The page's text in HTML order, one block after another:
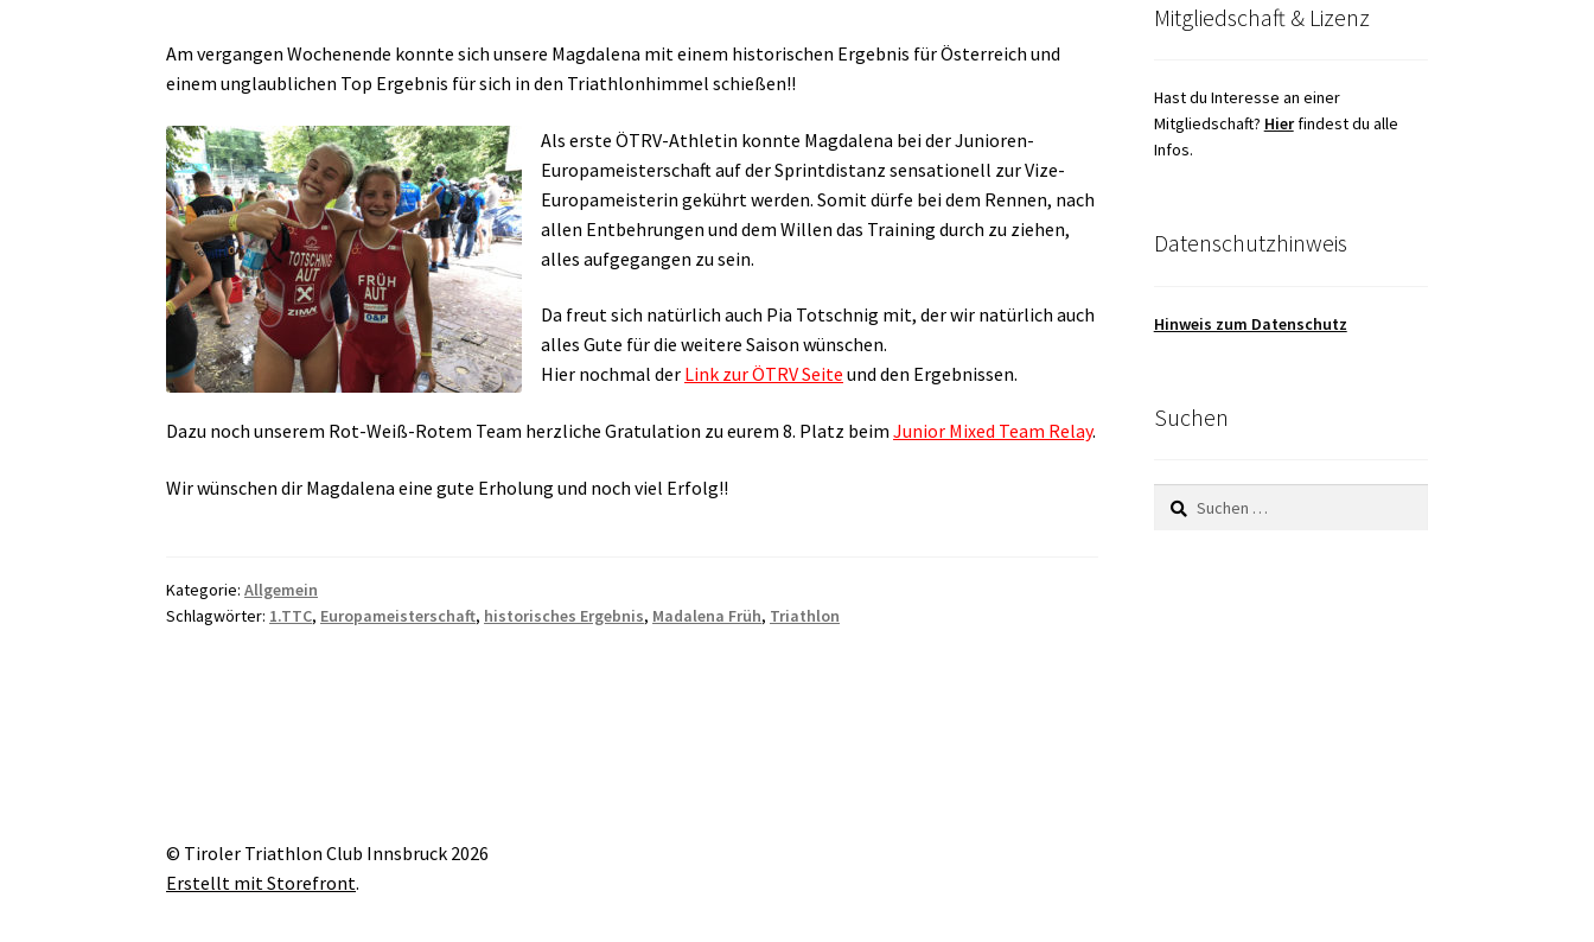
Am vergangen Wochenende konnte sich unsere Magdalena mit einem historischen Ergebnis für Österreich und
einem unglaublichen Top Ergebnis für sich in den Triathlonhimmel schießen!!
Als erste ÖTRV-Athletin konnte Magdalena bei der Junioren-
Europameisterschaft auf der Sprintdistanz sensationell zur Vize-
Europameisterin gekührt werden. Somit dürfe bei dem Rennen, nach
allen Entbehrungen und dem Willen das Training durch zu ziehen,
alles aufgegangen zu sein.
Da freut sich natürlich auch Pia Totschnig mit, der wir natürlich auch
alles Gute für die weitere Saison wünschen.
Hier nochmal der Link zur ÖTRV Seite und den Ergebnissen.
Dazu noch unserem Rot-Weiß-Rotem Team herzliche Gratulation zu eurem 8. Platz beimJunior Mixed Team Relay.
Wir wünschen dir Magdalena eine gute Erholung und noch viel Erfolg!!
Kategorie:Allgemein
Schlagwörter: 1.TTC, Europameisterschaft, historisches Ergebnis, Madalena Früh, Triathlon
Mitgliedschaft & Lizenz
Hast du Interesse an einer
Mitgliedschaft? Hierfindest du alle
Infos.
Datenschutzhinweis
Hinweis zum Datenschutz
Suchen
Suchen
nach:
© Tiroler Triathlon Club Innsbruck 2026
Erstellt mit Storefront.